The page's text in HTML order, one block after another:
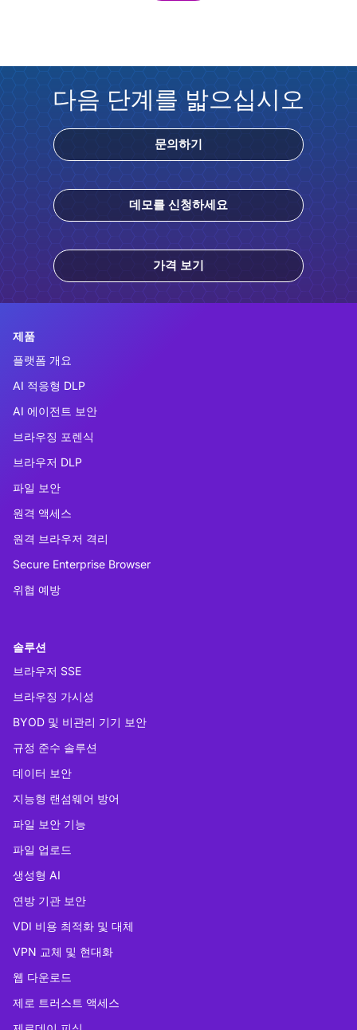
다음 단계를 밟으십시오
문의하기
데모를 신청하세요
가격 보기
제품
플랫폼 개요
AI 적응형 DLP
AI 에이전트 보안
브라우징 포렌식
브라우저 DLP
파일 보안
원격 액세스
원격 브라우저 격리
Secure Enterprise Browser
위협 예방
솔루션
브라우저 SSE
브라우징 가시성
BYOD 및 비관리 기기 보안
규정 준수 솔루션
데이터 보안
지능형 랜섬웨어 방어
파일 보안 기능
파일 업로드
생성형 AI
연방 기관 보안
VDI 비용 최적화 및 대체
VPN 교체 및 현대화
웹 다운로드
제로 트러스트 액세스